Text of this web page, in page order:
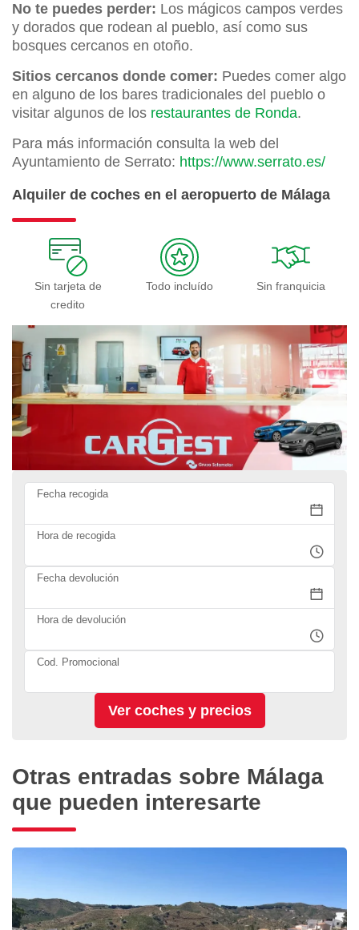
No te puedes perder: Los mágicos campos verdes
y dorados que rodean al pueblo, así como sus
bosques cercanos en otoño.
Sitios cercanos donde comer: Puedes comer algo
en alguno de los bares tradicionales del pueblo o
visitar algunos de los restaurantes de Ronda.
Para más información consulta la web del
Ayuntamiento de Serrato: https://www.serrato.es/
Alquiler de coches en el aeropuerto de Málaga
Sin tarjeta de
credito
Todo incluído Sin franquicia
Fecha recogida
Hora de recogida
Fecha devolución
Hora de devolución
Cod. Promocional
Otras entradas sobre Málaga
que pueden interesarte